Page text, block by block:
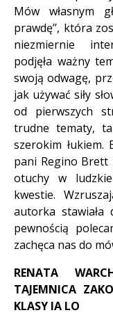
Mów własnym
prawdę’’, która
niezmiernie
podjęła ważny
swoją odwagę,
jak używać siły
od pierwszych
trudne tematy,
szerokim łukiem.
pani Regino Brett
otuchy w ludzkie
kwestie.
autorka stawiała
pewnością
zachęca nas do
RENATA
TAJEMNICA
KLASY IA LO